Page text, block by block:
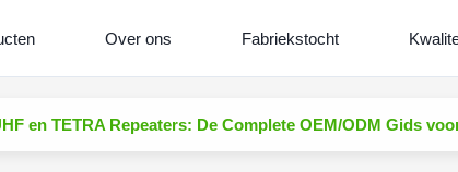
Over ons Fabriekstocht
en TETRA Repeaters: De Complete OEM/ODM Gids